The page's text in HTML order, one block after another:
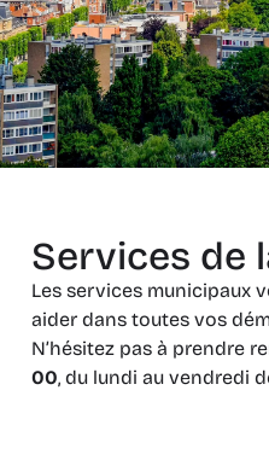
Services de
Les services municipaux
aider dans toutes vos
N’hésitez pas à prendre
00, du lundi au vendredi